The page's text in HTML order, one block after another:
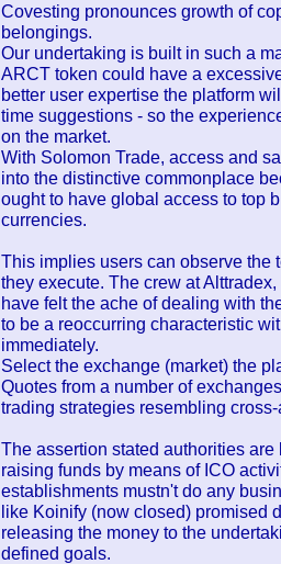
Covesting pronounces growth of
belongings.
Our undertaking is built in such a
ARCT token could have a
better user expertise the platform
time suggestions - so the
on the market.
With Solomon Trade, access and
into the distinctive commonplace
ought to have global access to top
currencies.
This implies users can observe the
they execute. The crew at
have felt the ache of dealing with
to be a reoccurring characteristic
immediately.
Select the exchange (market) the
Quotes from a number of
trading strategies resembling
The assertion stated authorities
raising funds by means of ICO
establishments mustn't do any
like Koinify (now closed) promised
releasing the money to the
defined goals.